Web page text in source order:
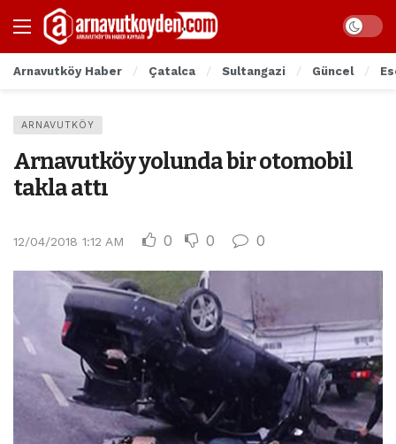
Arnavutköy Haber Çatalca Sultangazi Güncel
ARNAVUTKÖY
Arnavutköy yolunda bir otomobil
takla attı
12/04/2018 1:12 AM 0 0 0